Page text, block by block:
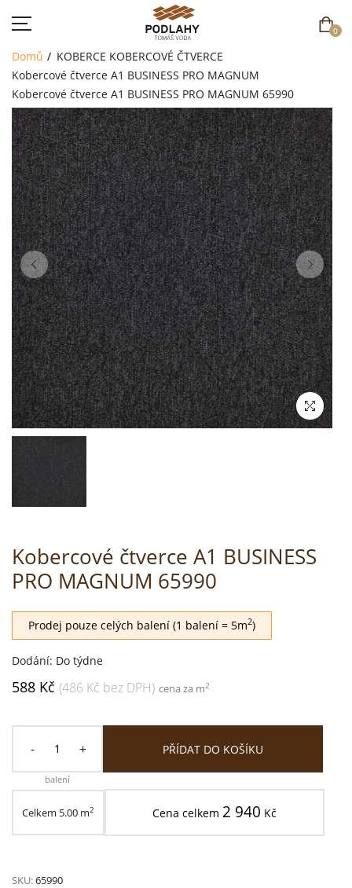
0
DOMŮ
SORTIMENT
AKCE
CENÍK
REFERENCE
SOUTĚŽ
KONTAKT
Domů KOBERCE KOBERCOVÉ ČTVERCE
Kobercové čtverce A1 BUSINESS PRO MAGNUM
Kobercové čtverce A1 BUSINESS PRO MAGNUM 65990
Kobercové čtverce A1 BUSINESS
PRO MAGNUM 65990
Prodej pouze celých balení (1 balení = 5m2)
Dodání: Do týdne
588 Kč (486 Kč bez DPH) cena za m2
- +
balení
PŘÍDAT DO KOŠÍKU
Celkem 5.00 m2 Cena celkem 2 940 Kč
SKU:65990